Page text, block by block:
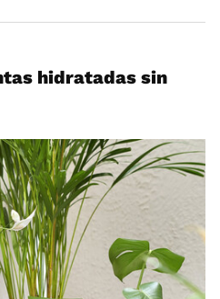
hidratadas sin